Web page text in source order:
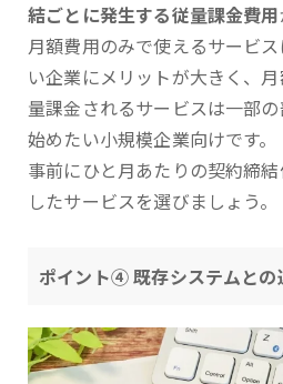
結ごとに発生する従量課金費用
月額費用のみで使えるサービ
い企業にメリットが大きく、
量課金されるサービスは一部
始めたい小規模企業向けです。
事前にひと月あたりの契約締
したサービスを選びましょう。
ポイント④ 既存システムとの